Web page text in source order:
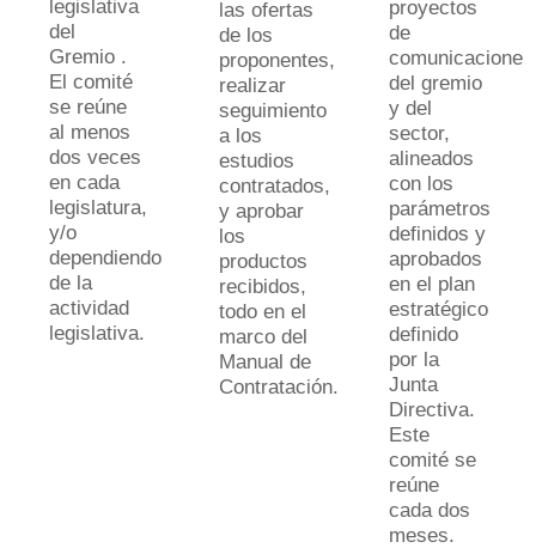
legislativa
del
Gremio .
El comité
se reúne
al menos
dos veces
en cada
legislatura,
y/o
dependiendo
de la
actividad
legislativa.
las ofertas
de los
proponentes,
realizar
seguimiento
a los
estudios
contratados,
y aprobar
los
productos
recibidos,
todo en el
marco del
Manual de
Contratación.
proyectos
de
comunicaciones
del gremio
y del
sector,
alineados
con los
parámetros
definidos y
aprobados
en el plan
estratégico
definido
por la
Junta
Directiva.
Este
comité se
reúne
cada dos
meses.